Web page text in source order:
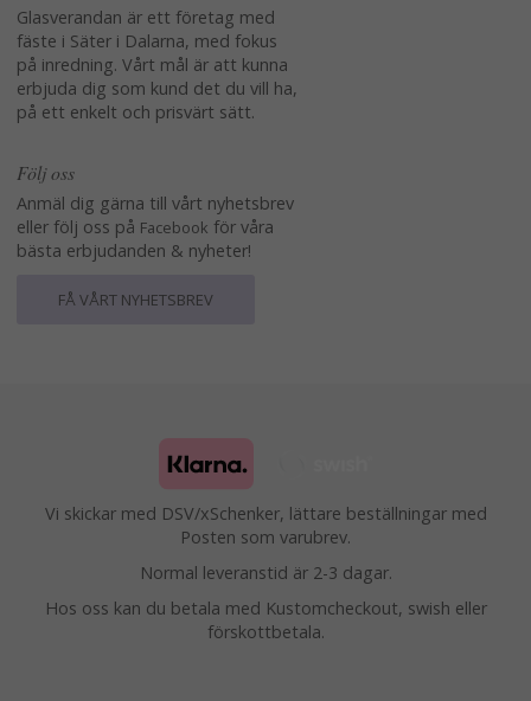
Glasverandan är ett företag med
fäste i Säter i Dalarna, med fokus
på inredning. Vårt mål är att kunna
erbjuda dig som kund det du vill ha,
på ett enkelt och prisvärt sätt.
Följ oss
Anmäl dig gärna till vårt nyhetsbrev
eller följ oss på Facebook för våra
bästa erbjudanden & nyheter!
FÅ VÅRT NYHETSBREV
Vi skickar med DSV/xSchenker, lättare beställningar med
Posten som varubrev.
Normal leveranstid är 2-3 dagar.
Hos oss kan du betala med Kustomcheckout, swish eller
förskottbetala.